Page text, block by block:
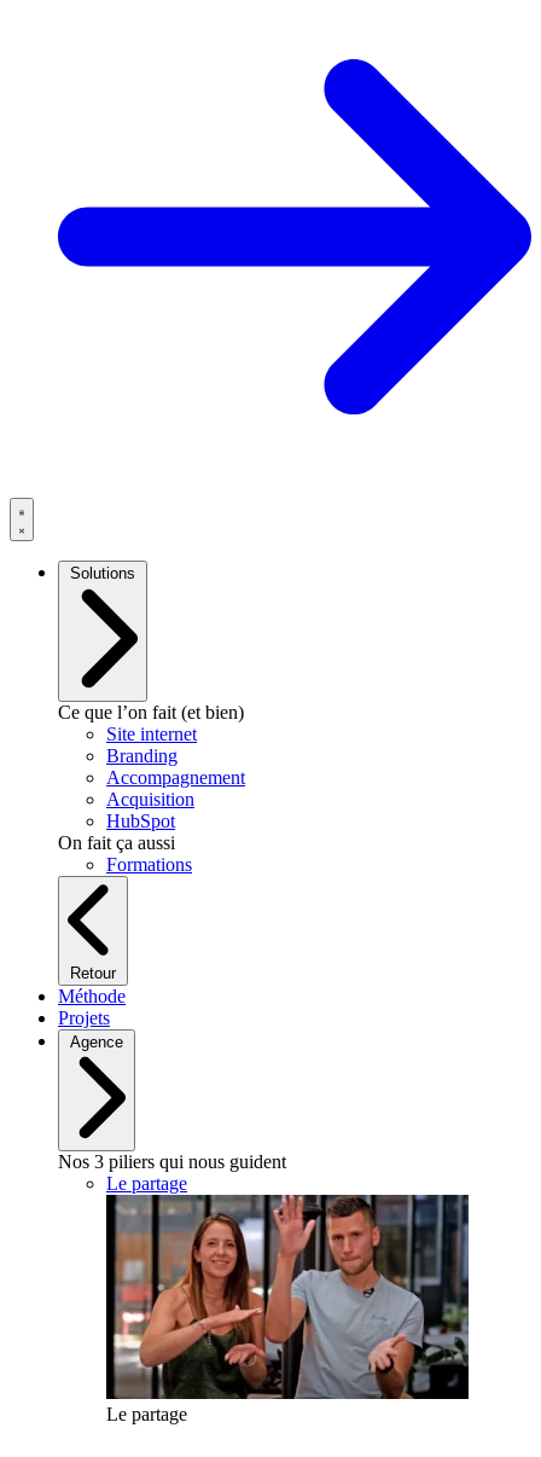
Solutions
Ce que l’on fait (et bien)
Site internet
Branding
Accompagnement
Acquisition
HubSpot
On fait ça aussi
Formations
Retour
Méthode
Projets
Agence
Nos 3 piliers qui nous guident
Le partage
Le partage